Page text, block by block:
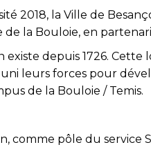
2018, la Ville de
de la Bouloie, en
existe depuis 1726.
leurs forces pour
de la Bouloie / Temis.
comme pôle du service